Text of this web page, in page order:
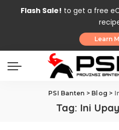
Flash Sale! to get a free
Learn
PSI Banten > Blog >
Tag: Ini